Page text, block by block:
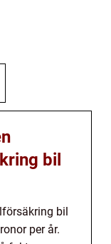
bil
bil
per år.